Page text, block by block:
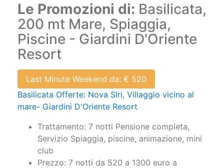
Le Promozioni di: Basilicata,
200 mt Mare, Spiaggia,
Piscine - Giardini D'Oriente
Resort
Last Minute Weekend da: € 520
Basilicata Offerte: Nova Siri, Villaggio vicino al
mare- Giardini D'Oriente Resort
Trattamento: 7 notti Pensione completa,
Servizio Spiaggia, piscine, animazione, mini
club
Prezzo: 7 notti da 520 a 1300 euro a